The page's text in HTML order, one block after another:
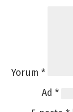
Yorum *
Ad *